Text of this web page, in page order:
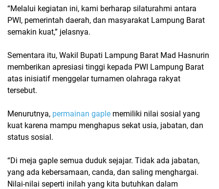
“Melalui kegiatan ini, kami berharap silaturahmi antara
PWI, pemerintah daerah, dan masyarakat Lampung Barat
semakin kuat,” jelasnya.
Sementara itu, Wakil Bupati Lampung Barat Mad Hasnurin
memberikan apresiasi tinggi kepada PWI Lampung Barat
atas inisiatif menggelar turnamen olahraga rakyat
tersebut.
Menurutnya, permainan gaple memiliki nilai sosial yang
kuat karena mampu menghapus sekat usia, jabatan, dan
status sosial.
“Di meja gaple semua duduk sejajar. Tidak ada jabatan,
yang ada kebersamaan, canda, dan saling menghargai.
Nilai-nilai seperti inilah yang kita butuhkan dalam